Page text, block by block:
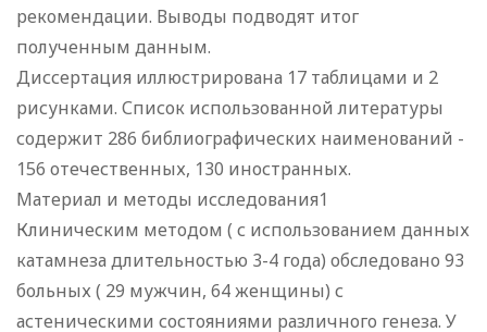
рекомендации. Выводы подводят итог
полученным данным.
Диссертация иллюстрирована 17 таблицами и 2
рисунками. Список использованной литературы
содержит 286 библиографических наименований -
156 отечественных, 130 иностранных.
Материал и методы исследования1
Клиническим методом ( с использованием данных
катамнеза длительностью 3-4 года) обследовано 93
больных ( 29 мужчин, 64 женщины) с
астеническими состояниями различного генеза. У